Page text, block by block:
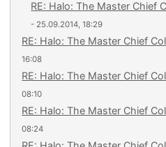
RE: Halo: The Master Chief
- 25.09.2014, 18:29
RE: Halo: The Master Chief
16:08
RE: Halo: The Master Chief
08:10
RE: Halo: The Master Chief
08:24